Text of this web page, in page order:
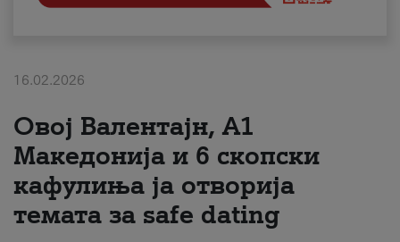
Плати сметка
#ПодобарОнлајн
16.02.2026
Овој Валентајн, A1
Македонија и 6 скопски
кафулиња ја отворија
темата за safe dating